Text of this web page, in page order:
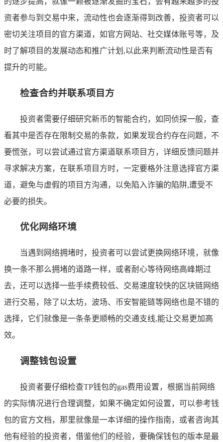
资者参与到交易中来，流动性也会逐渐得到改善，投资者可以
密切关注项目的官方渠道，如官方网站、社交媒体账号等，及
时了解项目的发展动态和推广计划,以此来判断流动性是否有
提升的可能。
检查合约并联系项目方
投资者需要仔细研究新币的智能合约，如同侦探一般，查
看其中是否存在限制交易的条款，如果发现合约存在问题，不
要慌张，可以尝试通过官方渠道联系项目方，详细反馈问题并
寻求解决方案，在联系项目方时，一定要格外注意选择官方渠
道，避免与虚假的项目方沟通，以免陷入诈骗的陷阱,遭受不
必要的损失。
优化网络环境
当遇到网络拥堵时，投资者可以尝试更换网络环境，就像
换一条不那么拥堵的道路一样，或者耐心等待网络高峰期过
去，还可以选择一些手续费较低、交易速度较快的区块链网络
进行交易，除了以太坊，波场、币安智能链等网络也是不错的
选择，它们就像是一条条更顺畅的交通支线,能让交易更加高
效。
调整钱包设置
投资者要仔细检查TP钱包的gas费用设置，根据当前网络
的实际情况进行合理调整，如果不确定如何设置，可以参考钱
包的官方文档，那里就像是一本详细的操作指南，或者咨询其
他有经验的投资者，借鉴他们的经验，要确保钱包的版本是最